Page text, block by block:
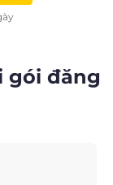
gói đăng